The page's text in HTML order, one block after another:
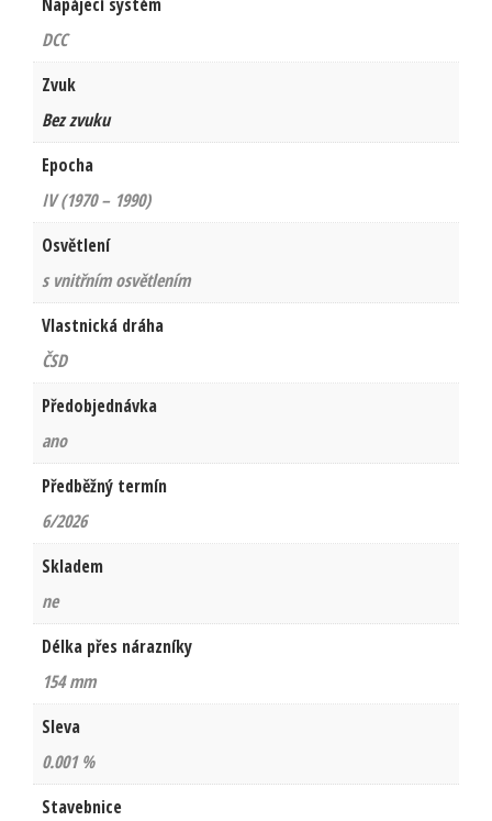
DCC
Zvuk
Bez zvuku
Epocha
IV (1970 – 1990)
Osvětlení
s vnitřním osvětlením
Vlastnická dráha
ČSD
Předobjednávka
ano
Předběžný termín
6/2026
Skladem
ne
Délka přes nárazníky
154 mm
Sleva
0.001 %
Stavebnice